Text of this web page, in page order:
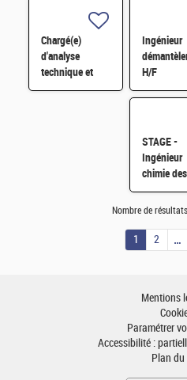
Chargé(e)
d'analyse
technique et
financière des
Ingénieur
H/F
STAGE -
Ingénieur
chimie des
matériaux
Nombre de
1 2
Mentions
Paramétrer
Accessibilité :
Plan du